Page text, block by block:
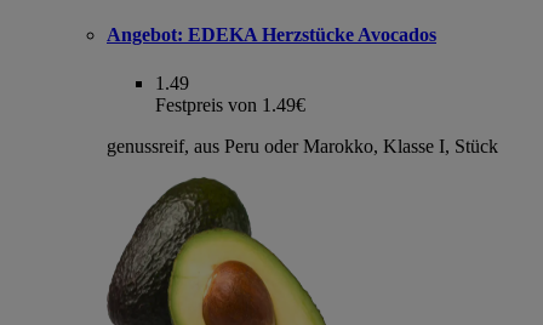
Angebot: EDEKA Herzstücke Avocados
1.49
Festpreis von 1.49€
genussreif, aus Peru oder Marokko, Klasse I, Stück